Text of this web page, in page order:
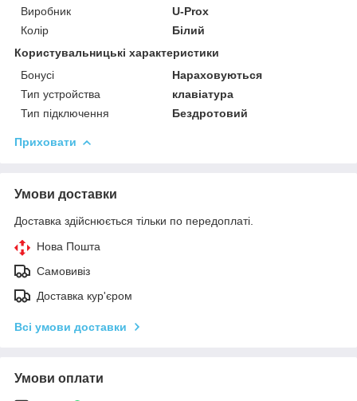
Виробник
U-Prox
Колір
Білий
Користувальницькі характеристики
Бонусі
Нараховуються
Тип устройства
клавіатура
Тип підключення
Бездротовий
Приховати
Умови доставки
Доставка здійснюється тільки по передоплаті.
Нова Пошта
Самовивіз
Доставка кур'єром
Всі умови доставки
Умови оплати